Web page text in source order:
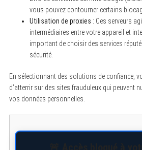
vous pouvez contourner certains
Utilisation de proxies : Ces serveurs
intermédiaires entre votre appareil et
important de choisir des services
sécurité.
En sélectionnant des solutions de confiance,
d’atterrir sur des sites frauduleux qui peuvent
vos données personnelles.